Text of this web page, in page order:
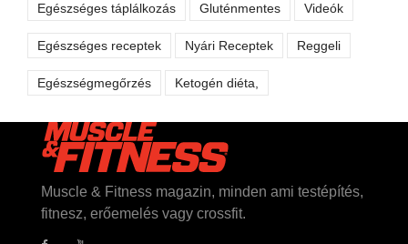
Egészséges táplálkozás Gluténmentes Videók
Egészséges receptek Nyári Receptek Reggeli
Egészségmegőrzés Ketogén diéta,
Muscle & Fitness magazin, minden ami testépítés,
fitnesz, erőemelés vagy crossfit.